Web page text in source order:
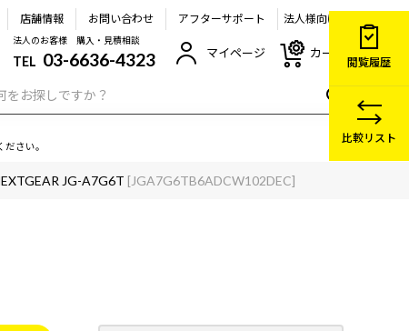
店舗情報 お問い合わせ アフターサポート 法人様向け
法人のお客様 購入・見積相談
TEL 03-6636-4323 マイページ カート
さい。
JG-A7G6T [JGA7G6TB6ADCW102DEC]
閲覧履歴
比較リスト